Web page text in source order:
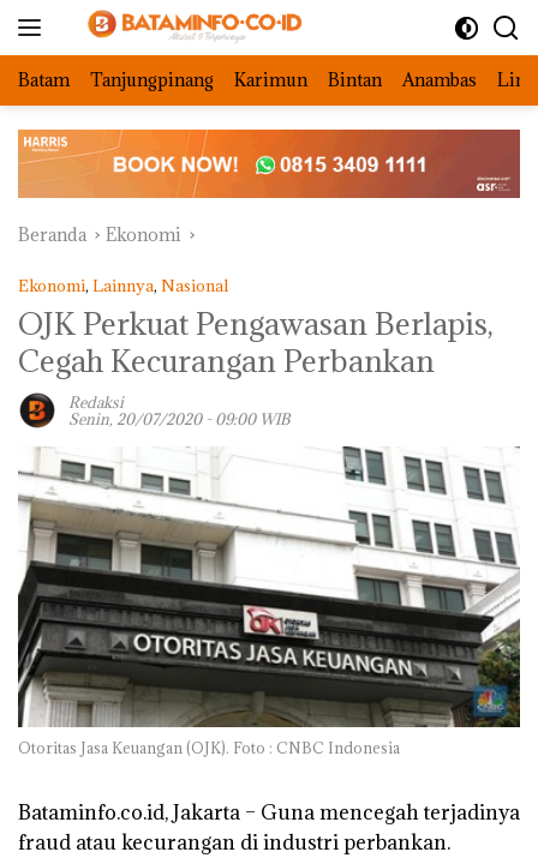
Batam Tanjungpinang Karimun Bintan Anambas
Beranda Ekonomi
Ekonomi, Lainnya, Nasional
OJK Perkuat Pengawasan Berlapis,
Cegah Kecurangan Perbankan
Redaksi
Senin, 20/07/2020 - 09:00 WIB
Otoritas Jasa Keuangan (OJK). Foto : CNBC Indonesia
Bataminfo.co.id, Jakarta – Guna mencegah terjadinya
fraud atau kecurangan di industri perbankan.